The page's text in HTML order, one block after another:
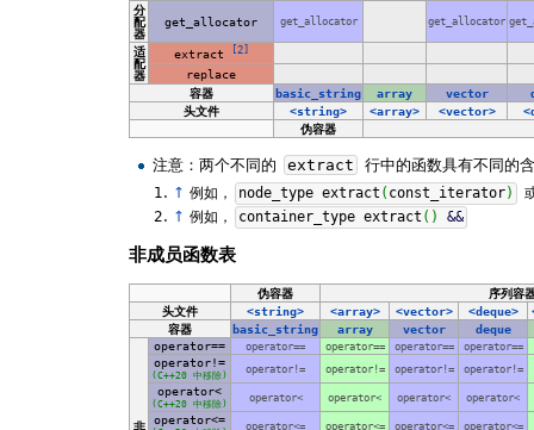
分
配
器
get_allocator get_allocator get_allocator
适
配
器
extract [2]
replace
容器
basic_string array vector
头文件
<string> <array> <vector>
伪容器
注意：两个不同的 extract 行中的函数具有不同的
↑ 例如， node_type extract ( const_iterator)
↑ 例如， container_type extract ( ) &&
非成员函数表
伪容器
序列容
头文件
<string> <array> <vector> <deque>
容器
basic_string array vector deque
非
operator== operator== operator== operator== operator==
operator!=
(C++20 中移除) operator!= operator!= operator!= operator!=
operator<
(C++20 中移除) operator< operator< operator< operator<
operator<= operator<= operator<= operator<= operator<=